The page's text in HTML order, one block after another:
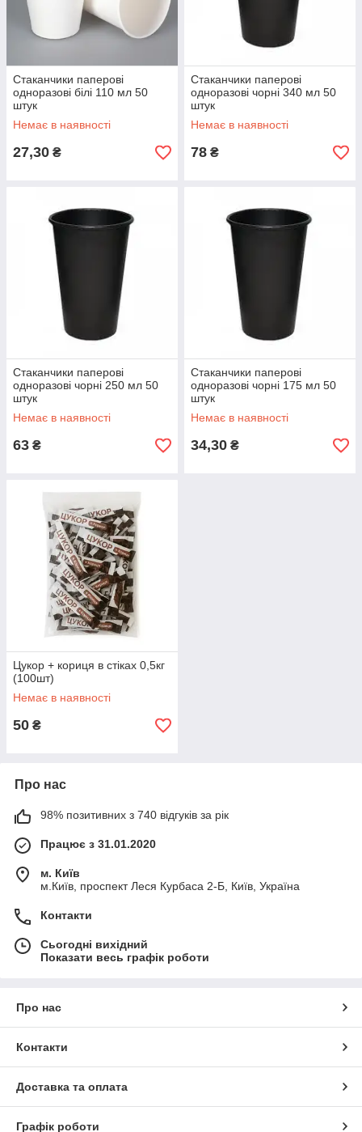
Стаканчики паперові
одноразові білі 110 мл 50
штук
Немає в наявності
27,30 ₴
Стаканчики паперові
одноразові чорні 340 мл 50
штук
Немає в наявності
78 ₴
Стаканчики паперові
одноразові чорні 250 мл 50
штук
Немає в наявності
63 ₴
Стаканчики паперові
одноразові чорні 175 мл 50
штук
Немає в наявності
34,30 ₴
Цукор + кориця в стіках 0,5кг
(100шт)
Немає в наявності
50 ₴
Про нас
98% позитивних з 740 відгуків за рік
Працює з 31.01.2020
м. Київ
м.Київ, проспект Леся Курбаса 2-Б, Київ, Україна
Контакти
Сьогодні вихідний
Показати весь графік роботи
Про нас
Контакти
Доставка та оплата
Графік роботи